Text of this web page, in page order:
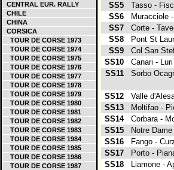
CENTRAL EUR. RALLY
CHILE
CHINA
CORSICA
TOUR DE CORSE 1973
TOUR DE CORSE 1974
TOUR DE CORSE 1975
TOUR DE CORSE 1976
TOUR DE CORSE 1977
TOUR DE CORSE 1978
TOUR DE CORSE 1979
TOUR DE CORSE 1980
TOUR DE CORSE 1981
TOUR DE CORSE 1982
TOUR DE CORSE 1983
TOUR DE CORSE 1984
TOUR DE CORSE 1985
TOUR DE CORSE 1986
TOUR DE CORSE 1987
SS5
Tasso -
SS6
Muracciole
SS7
Corte -
SS8
Pont St
SS9
Col San
SS10
Canari - Luri
SS11
Sorbo
SS12 Valle
SS13
Moltifao -
SS14
Corbara -
SS15
Notre
SS16
Fango -
SS17
Porto -
SS18
Liamone -